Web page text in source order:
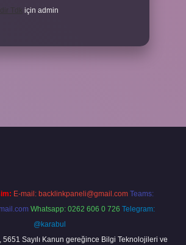
için admin
E-mail: backlinkpaneli@gmail.com Teams:
Whatsapp: 0262 606 0 726 Telegram:
@karabul
5651 Sayılı Kanun gereğince Bilgi Teknolojileri ve